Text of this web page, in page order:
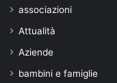
associazioni
Attualità
Aziende
bambini e famiglie